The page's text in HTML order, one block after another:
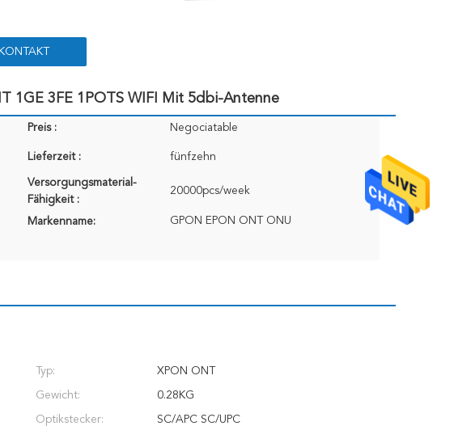
KONTAKT
1GE 3FE 1POTS WIFI Mit 5dbi-Antenne
Preis :
Negociatable
Lieferzeit : fünfzehn
Versorgungsmaterial-
Fähigkeit :
20000pcs/week
Markenname: GPON EPON ONT ONU
Typ: XPON ONT
Gewicht: 0.28KG
Optikstecker: SC/APC SC/UPC